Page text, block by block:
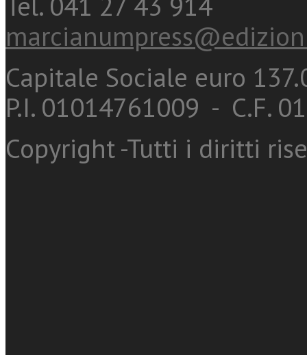
Capitale Sociale euro
P.I. 01014761009 - C.F.
Copyright -Tutti i diritti